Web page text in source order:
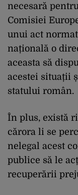
necesară
Comisiei
unui act
națională o
aceasta să
acestei situații
statului român.
În plus, există
cărora li se
nelegal acest
publice să le
recuperării